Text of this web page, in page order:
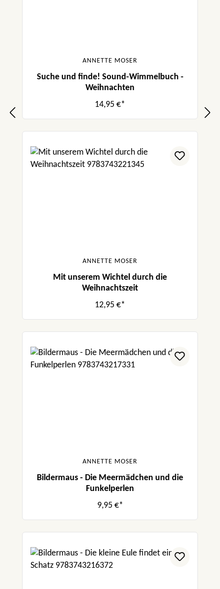
ANNETTE MOSER
Suche und finde! Sound-Wimmelbuch -
Weihnachten
14,95 €*
ANNETTE MOSER
Mit unserem Wichtel durch die
Weihnachtszeit
12,95 €*
ANNETTE MOSER
Bildermaus - Die Meermädchen und die
Funkelperlen
9,95 €*